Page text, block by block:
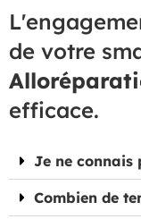
de votre
efficace.
Je ne connais
Combien de